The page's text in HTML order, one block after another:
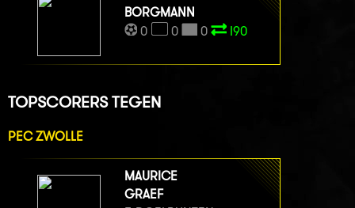
BORGMANN
0
0 0 I90
TOPSCORERS TEGEN
PEC ZWOLLE
MAURICE
GRAEF